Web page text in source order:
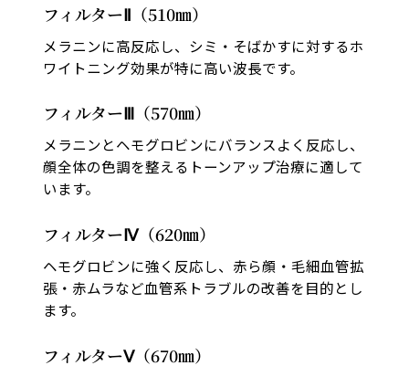
フィルターⅡ（510㎚）
メラニンに高反応し、シミ・そばかすに対するホ
ワイトニング効果が特に高い波長です。
フィルターⅢ（570㎚）
メラニンとヘモグロビンにバランスよく反応し、
顔全体の色調を整えるトーンアップ治療に適して
います。
フィルターⅣ（620㎚）
ヘモグロビンに強く反応し、赤ら顔・毛細血管拡
張・赤ムラなど血管系トラブルの改善を目的とし
ます。
フィルターⅤ（670㎚）